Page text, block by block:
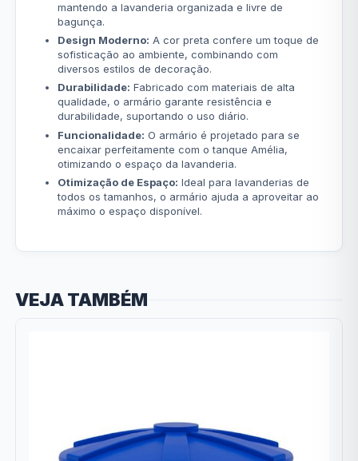
mantendo a lavanderia organizada e livre de
bagunça.
Design Moderno: A cor preta confere um toque de
sofisticação ao ambiente, combinando com
diversos estilos de decoração.
Durabilidade: Fabricado com materiais de alta
qualidade, o armário garante resistência e
durabilidade, suportando o uso diário.
Funcionalidade: O armário é projetado para se
encaixar perfeitamente com o tanque Amélia,
otimizando o espaço da lavanderia.
Otimização de Espaço: Ideal para lavanderias de
todos os tamanhos, o armário ajuda a aproveitar ao
máximo o espaço disponível.
VEJA TAMBÉM